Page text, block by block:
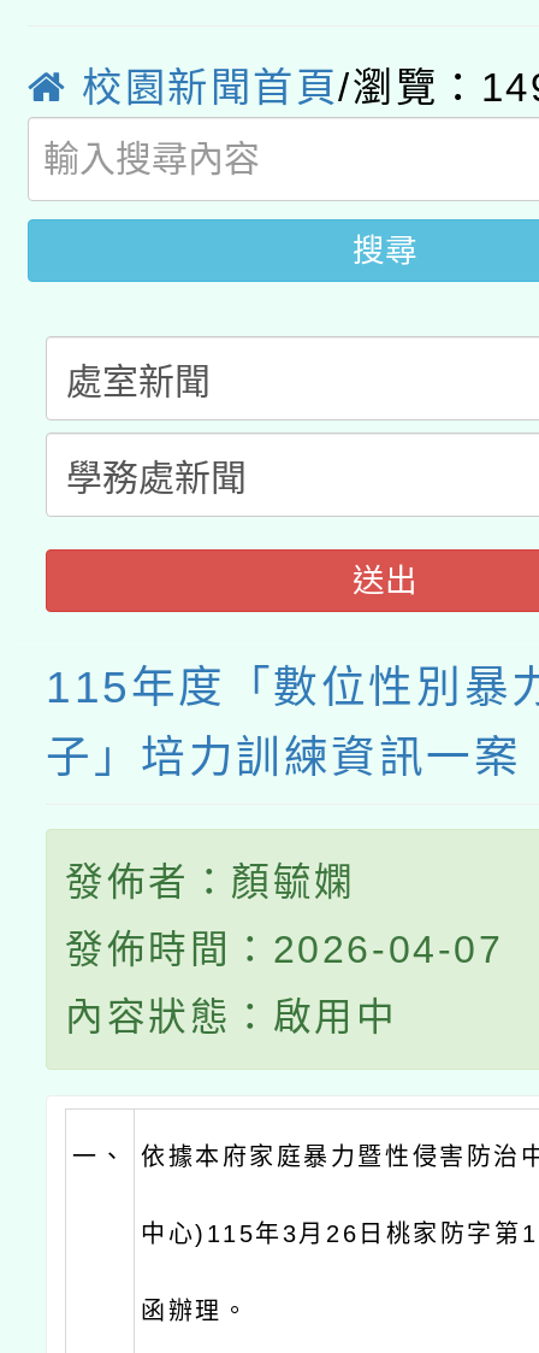
用水績優單位及節水達
動」
桃園市孔廟祈福系列
開 智慧啟航」
2026年桃園地景藝術
校園新聞首頁/瀏覽：
搜尋
送出
115年度「數位性別暴
子」培力訓練資訊一案
發佈者：顏毓嫻
發佈時間：2026-04-07
內容狀態：啟用中
一、 依據本府家庭暴力暨性侵害防治
中心)115年3月26日桃家防字第
函辦理。